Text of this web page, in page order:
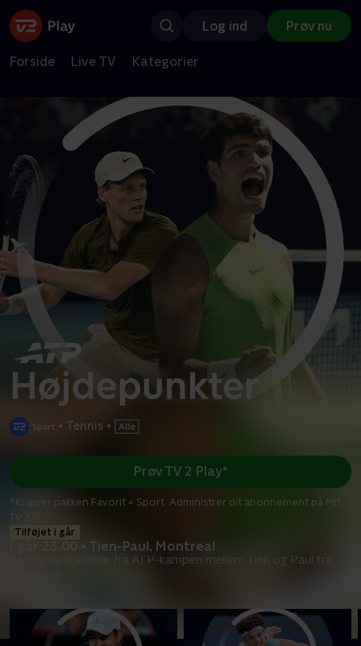
Log ind Prøv nu
Forside Live TV Kategorier
• Tennis •
Tilføjet i går
I går 23.00 • Tien-Paul, Montreal
Se højdepunkterne fra ATP-kampen mellem Tien og Paul fra
Prøv TV 2 Play*
*Kræver pakken Favorit + Sport. Administrer dit abonnement på Mit
TV 2.